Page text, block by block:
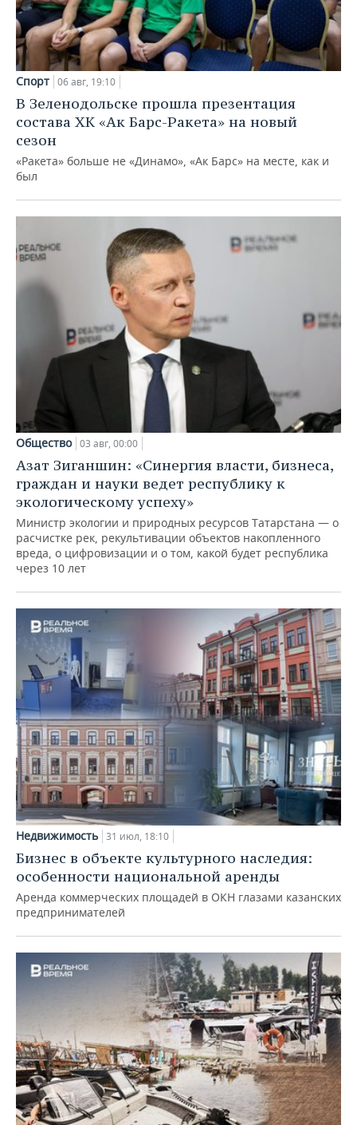
Спорт 06 авг, 19:10
В Зеленодольске прошла презентация
состава ХК «Ак Барс-Ракета» на новый
сезон
«Ракета» больше не «Динамо», «Ак Барс» на месте, как и
был
Общество 03 авг, 00:00
Азат Зиганшин: «Синергия власти, бизнеса,
граждан и науки ведет республику к
экологическому успеху»
Министр экологии и природных ресурсов Татарстана — о
расчистке рек, рекультивации объектов накопленного
вреда, о цифровизации и о том, какой будет республика
через 10 лет
Недвижимость 31 июл, 18:10
Бизнес в объекте культурного наследия:
особенности национальной аренды
Аренда коммерческих площадей в ОКН глазами казанских
предпринимателей